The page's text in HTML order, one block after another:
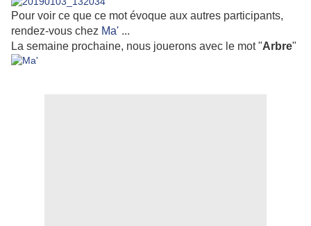
Pour voir ce que ce mot évoque aux autres participants,
rendez-vous chez Ma' ...
La semaine prochaine, nous jouerons avec le mot "Arbre"